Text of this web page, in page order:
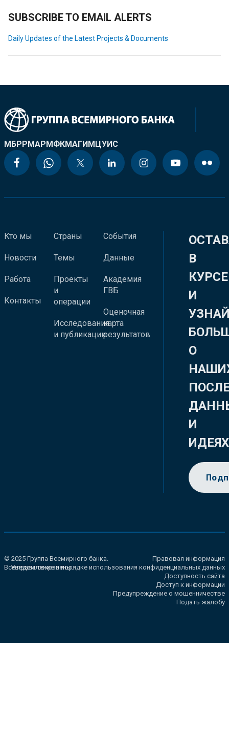
SUBSCRIBE TO EMAIL ALERTS
Daily Updates of the Latest Projects & Documents
МБРРМАРМФКМАГИМЦУИС
Кто мы
Новости
Работа
Контакты
Страны
Темы
Проекты
и
операции
Исследования
и публикации
События
Данные
Академия
ГВБ
Оценочная
карта
результатов
В
КУРСЕ
И
О
И
ИДЕЯХ
© 2025 Группа Всемирного банка.
Все права сохранены.
Правовая информация
Уведомление о порядке использования конфиденциальных данных
Доступность сайта
Доступ к информации
Предупреждение о мошенничестве
Подать жалобу